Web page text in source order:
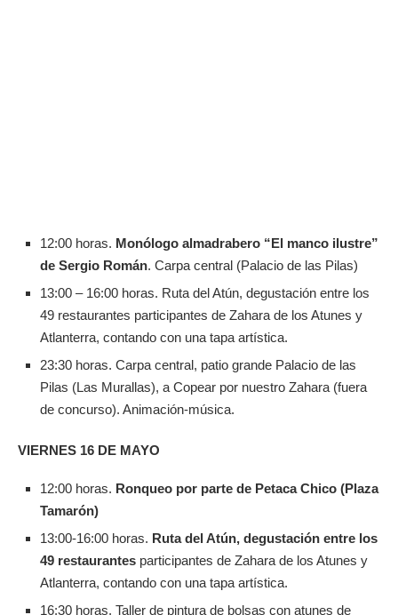
12:00 horas. Monólogo almadrabero “El manco ilustre”
de Sergio Román. Carpa central (Palacio de las Pilas)
13:00 – 16:00 horas. Ruta del Atún, degustación entre los
49 restaurantes participantes de Zahara de los Atunes y
Atlanterra, contando con una tapa artística.
23:30 horas. Carpa central, patio grande Palacio de las
Pilas (Las Murallas), a Copear por nuestro Zahara (fuera
de concurso). Animación-música.
VIERNES 16 DE MAYO
12:00 horas. Ronqueo por parte de Petaca Chico (Plaza
Tamarón)
13:00-16:00 horas. Ruta del Atún, degustación entre los
49 restaurantes participantes de Zahara de los Atunes y
Atlanterra, contando con una tapa artística.
16:30 horas. Taller de pintura de bolsas con atunes de